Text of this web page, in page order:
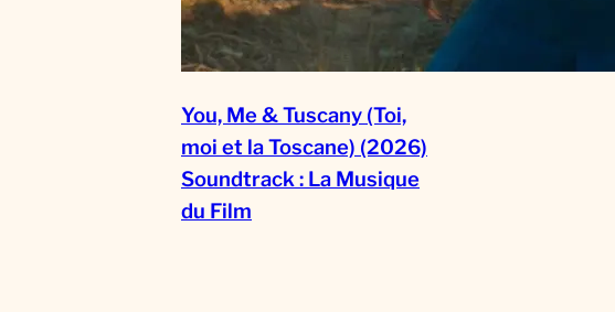
You, Me & Tuscany (Toi,
moi et la Toscane) (2026)
Soundtrack : La Musique
du Film